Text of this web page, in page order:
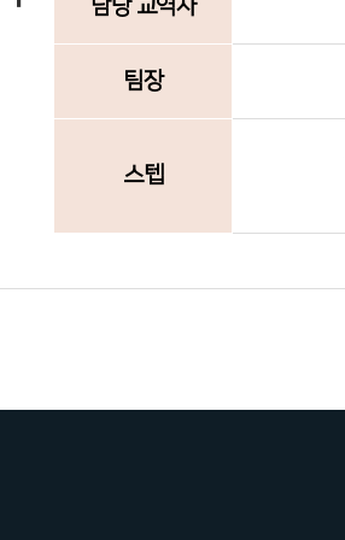
담당 교역자
팀장
스텝